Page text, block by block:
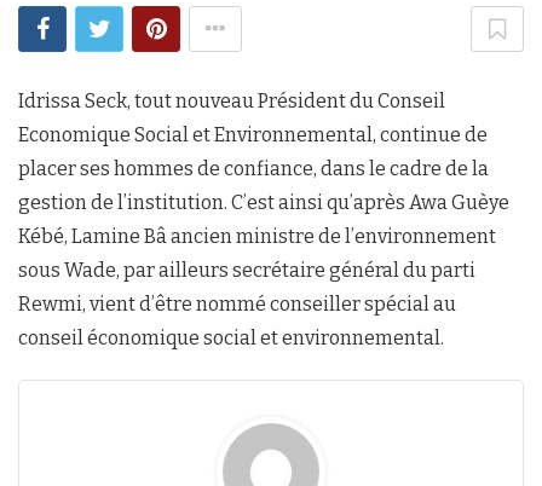
Idrissa Seck, tout nouveau Président du Conseil
Economique Social et Environnemental, continue de
placer ses hommes de confiance, dans le cadre de la
gestion de l’institution. C’est ainsi qu’après Awa Guèye
Kébé, Lamine Bâ ancien ministre de l’environnement
sous Wade, par ailleurs secrétaire général du parti
Rewmi, vient d’être nommé conseiller spécial au
conseil économique social et environnemental.